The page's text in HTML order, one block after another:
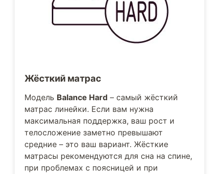
Жёсткий матрас
Модель Balance Hard – самый жёсткий
матрас линейки. Если вам нужна
максимальная поддержка, ваш рост и
телосложение заметно превышают
средние – это ваш вариант. Жёсткие
матрасы рекомендуются для сна на спине,
при проблемах с поясницей и при